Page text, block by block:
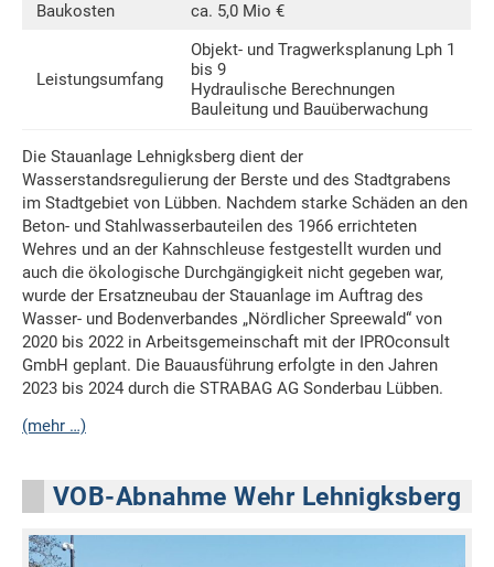
Baukosten
ca. 5,0 Mio €
Leistungsumfang
Objekt- und Tragwerksplanung Lph 1
bis 9
Hydraulische Berechnungen
Bauleitung und Bauüberwachung
Die Stauanlage Lehnigksberg dient der
Wasserstandsregulierung der Berste und des Stadtgrabens
im Stadtgebiet von Lübben. Nachdem starke Schäden an den
Beton- und Stahlwasserbauteilen des 1966 errichteten
Wehres und an der Kahnschleuse festgestellt wurden und
auch die ökologische Durchgängigkeit nicht gegeben war,
wurde der Ersatzneubau der Stauanlage im Auftrag des
Wasser- und Bodenverbandes „Nördlicher Spreewald“ von
2020 bis 2022 in Arbeitsgemeinschaft mit der IPROconsult
GmbH geplant. Die Bauausführung erfolgte in den Jahren
2023 bis 2024 durch die STRABAG AG Sonderbau Lübben.
(mehr …)
VOB-Abnahme Wehr Lehnigksberg